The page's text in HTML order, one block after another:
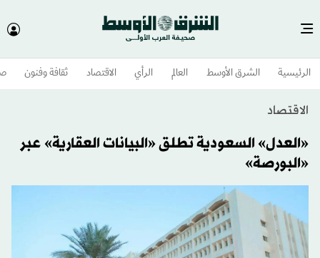
الرئيسية الشرق الأوسط​ العالم الرأي الاقتصاد ثقافة وفنون
الاقتصاد
«العدل» السعودية تطلق «البيانات العقارية» عبر
«البورصة»